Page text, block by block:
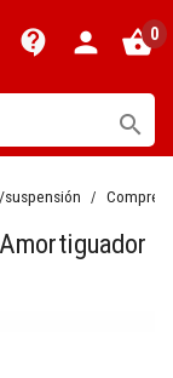
contact_support person shopping_basket0
